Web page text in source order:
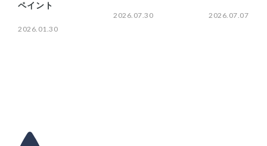
ペイント
2026.01.30
2026.07.30 2026.07.07